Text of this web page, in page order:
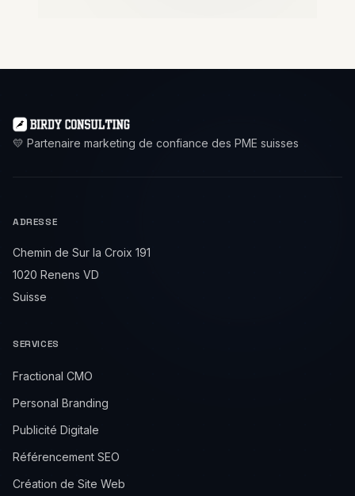
💛 Partenaire marketing de confiance des PME suisses
ADRESSE
Chemin de Sur la Croix 191
1020 Renens VD
Suisse
SERVICES
Fractional CMO
Personal Branding
Publicité Digitale
Référencement SEO
Création de Site Web